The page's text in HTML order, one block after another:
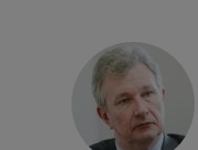
Reitingi
Virtuālā tūre
Ilgtspējīga attīstība